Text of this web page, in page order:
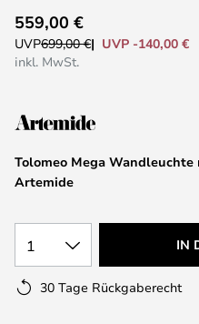
Anfang
der
Tolomeo Mega
Artemide
559,00 €
UVP699,00 €
UVP -140,00 €
inkl. MwSt.
1 IN
30 Tage Rückgaberecht